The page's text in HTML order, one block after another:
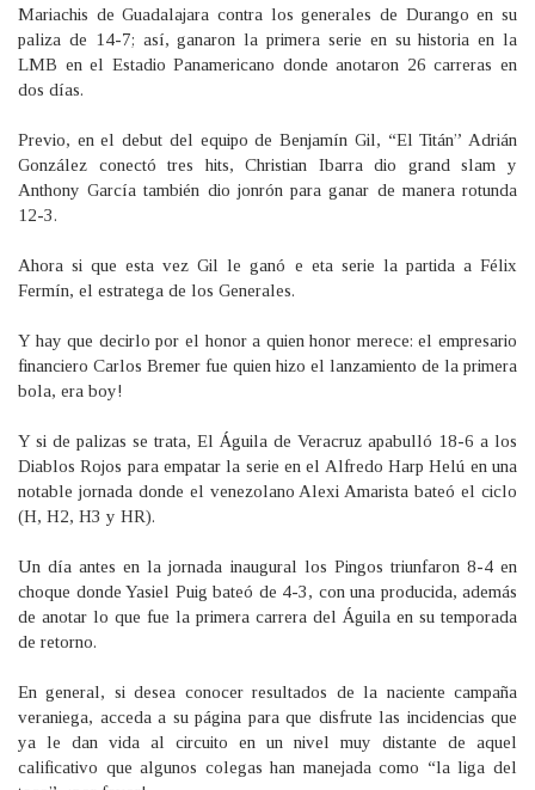
Mariachis de Guadalajara contra los generales de Durango en su
paliza de 14-7; así, ganaron la primera serie en su historia en la
LMB en el Estadio Panamericano donde anotaron 26 carreras en
dos días.
Previo, en el debut del equipo de Benjamín Gil, “El Titán” Adrián
González conectó tres hits, Christian Ibarra dio grand slam y
Anthony García también dio jonrón para ganar de manera rotunda
12-3.
Ahora si que esta vez Gil le ganó e eta serie la partida a Félix
Fermín, el estratega de los Generales.
Y hay que decirlo por el honor a quien honor merece: el empresario
financiero Carlos Bremer fue quien hizo el lanzamiento de la primera
bola, era boy!
Y si de palizas se trata, El Águila de Veracruz apabulló 18-6 a los
Diablos Rojos para empatar la serie en el Alfredo Harp Helú en una
notable jornada donde el venezolano Alexi Amarista bateó el ciclo
(H, H2, H3 y HR).
Un día antes en la jornada inaugural los Pingos triunfaron 8-4 en
choque donde Yasiel Puig bateó de 4-3, con una producida, además
de anotar lo que fue la primera carrera del Águila en su temporada
de retorno.
En general, si desea conocer resultados de la naciente campaña
veraniega, acceda a su página para que disfrute las incidencias que
ya le dan vida al circuito en un nivel muy distante de aquel
calificativo que algunos colegas han manejada como “la liga del